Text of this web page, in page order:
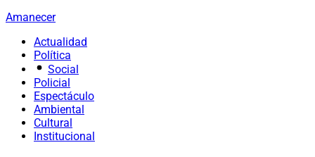
Amanecer
Actualidad
Política
Social
Policial
Espectáculo
Ambiental
Cultural
Institucional